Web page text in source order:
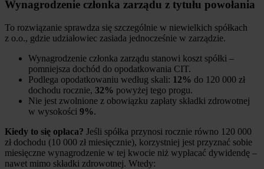
Wynagrodzenie członka zarządu z tytułu powołania
To rozwiązanie sprawdza się szczególnie w niewielkich spółkach
z o.o., gdzie udziałowiec zasiada jednocześnie w zarządzie.
Wynagrodzenie członka zarządu stanowi koszt spółki –
pomniejsza dochód do opodatkowania CIT.
Podlega opodatkowaniu według skali: 12% do 120 000 zł
dochodu rocznie, 32% powyżej tego progu.
Nie jest zwolnione z obowiązku zapłaty składki zdrowotnej
w wysokości 9%.
Kiedy to się opłaca? Jeśli spółka przynosi rocznie równo 120 000
zł dochodu (10 000 zł miesięcznie), korzystniej jest przyznać sobie
miesięczne wynagrodzenie w tej kwocie niż wypłacać dywidendę –
nawet mimo składki zdrowotnej. Wtedy: